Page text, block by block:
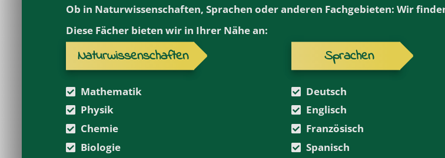
Ob in Naturwissenschaften, Sprachen oder anderen Fachgebieten: Wir
Diese Fächer bieten wir in Ihrer Nähe an:
Naturwissenschaften
Mathematik
Physik
Chemie
Biologie
Sprachen
Deutsch
Englisch
Französisch
Spanisch